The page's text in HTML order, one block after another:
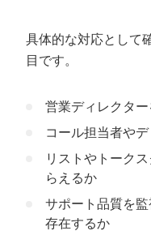
具体的な対応として
目です。
営業ディレクタ
コール担当者や
リストやトーク
らえるか
サポート品質を
存在するか